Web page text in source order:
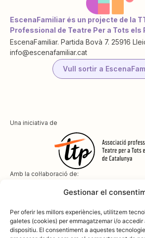
Gestionar el
Per oferir les millors experiències, utilitzem
galetes (cookies) per emmagatzemar i/o accedir
dispositiu. El consentiment a aquestes
EscenaFamiliar és un projecte de la
Professional de Teatre Per a Tots els
EscenaFamiliar. Partida Bovà 7. 25916
info@escenafamiliar.cat
Vull sortir a
Una iniciativa de
Amb la col·laboració de:
Amb el suport de